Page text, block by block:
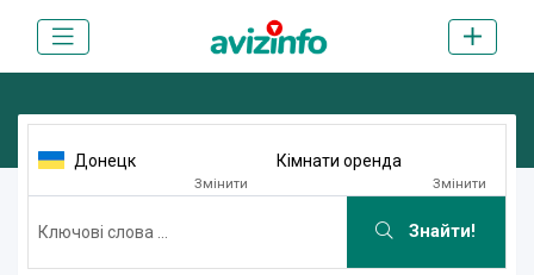
Донецк
Змінити
Кімнати оренда
Змінити
Знайти!